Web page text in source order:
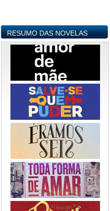
RESUMO DAS NOVELAS